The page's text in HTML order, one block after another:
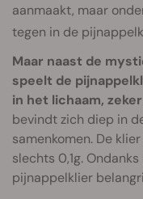
aanmaakt, maar
tegen in de
Maar naast de
speelt de
in het lichaam,
bevindt zich diep in
samenkomen. De
slechts 0,1g.
pijnappelklier